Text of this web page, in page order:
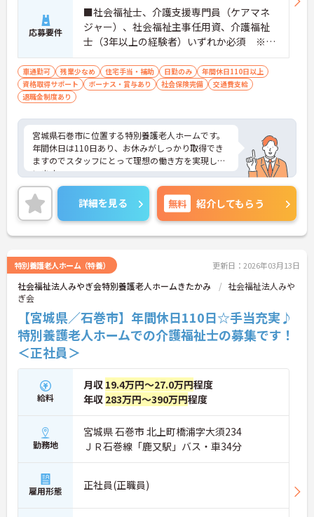
応募要件
■社会福祉士、介護支援専門員（ケアマネ
ジャー）、社会福祉主事任用資、介護福祉
士（3年以上の経験者）いずれか必須 ※月
に2～3回程度の宿直業務できる方■普通自
動車免許必須（ＡＴ限定可）■介護サービ
ス事業所での経験あれば尚可
車通勤可 残業少なめ 住宅手当・補助 日勤のみ
年間休日110日以上
資格取得サポート
ボーナス・賞与あり 社会保険完備
交通費支給
退職金制度あり
宮城県石巻市に位置する特別養護老人ホームです。
年間休日は110日あり、お休みがしっかり取得でき
ますのでスタッフにとって理想の働き方を実現して
います。
昇給や賞与制度があり頑張りが評価されてしっかり
と職員に還元されます。
ご興味のある方には、面接対策ポイントなど、さら
に詳細をお話しいたしますのでお気軽にご相談くだ
さい！
詳細を見る 無料 紹介してもらう
特別養護老人ホーム（特養） 更新日：2026年03月13日
社会福祉法人みやぎ会特別養護老人ホームきたかみ
社会福祉法人みや
ぎ会
【宮城県／石巻市】年間休日110日☆手当充実♪
特別養護老人ホームでの介護福祉士の募集です！
＜正社員＞
給料
月収 19.4万円～27.0万円程度
年収 283万円～390万円程度
勤務地
宮城県 石巻市 北上町橋浦字大須234
ＪＲ石巻線「鹿又駅」バス・車34分
雇用形態 正社員(正職員)